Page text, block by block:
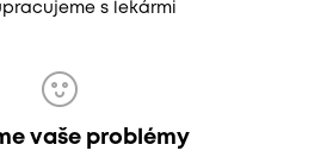
s lekármi
vaše problémy